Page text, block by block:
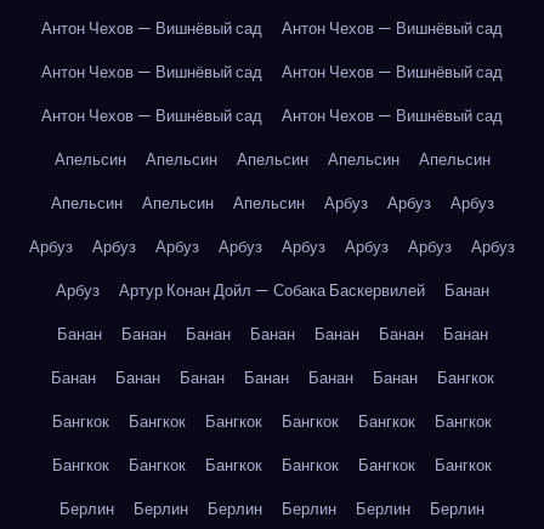
Антон Чехов — Вишнёвый сад
Антон Чехов — Вишнёвый сад
Антон Чехов — Вишнёвый сад
Антон Чехов — Вишнёвый сад
Антон Чехов — Вишнёвый сад
Антон Чехов — Вишнёвый сад
Апельсин
Апельсин Апельсин Апельсин
Апельсин
Апельсин
Апельсин Апельсин Арбуз Арбуз
Арбуз
Арбуз
Арбуз Арбуз Арбуз Арбуз Арбуз Арбуз
Арбуз
Арбуз
Артур Конан Дойл — Собака Баскервилей
Банан
Банан
Банан Банан Банан Банан Банан
Банан
Банан
Банан Банан Банан Банан Банан
Бангкок
Бангкок
Бангкок Бангкок Бангкок Бангкок
Бангкок
Бангкок
Бангкок Бангкок Бангкок Бангкок
Бангкок
Берлин
Берлин Берлин Берлин Берлин Берлин